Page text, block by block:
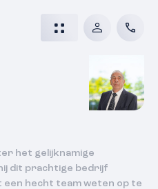
het gelijknamige
dit prachtige bedrijf
hecht team weten op te